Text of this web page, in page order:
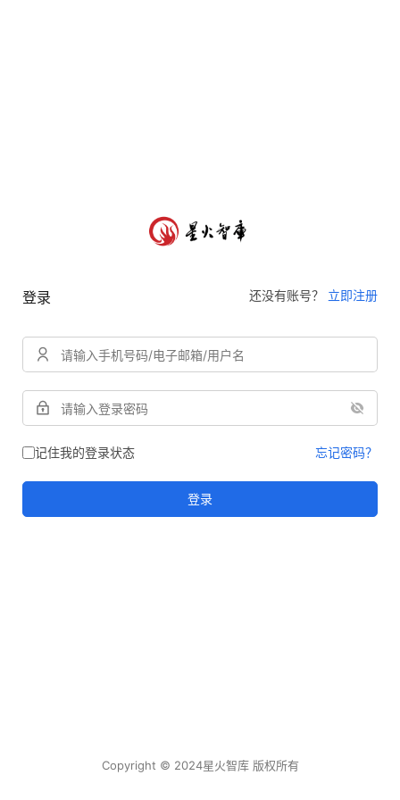
登录 还没有账号？ 立即注册
记住我的登录状态 忘记密码？
登录
Copyright © 2024星火智库 版权所有